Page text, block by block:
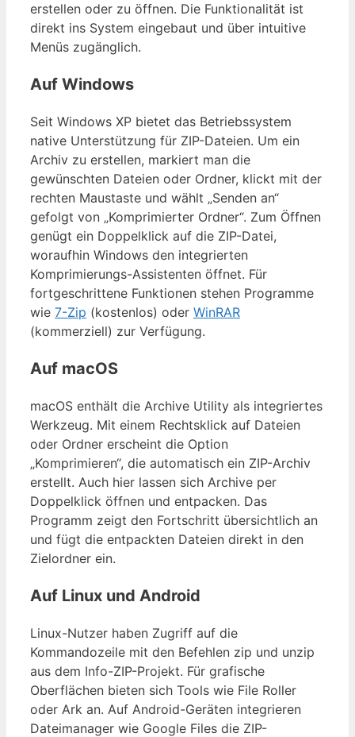
erstellen oder zu öffnen. Die Funktionalität ist
direkt ins System eingebaut und über intuitive
Menüs zugänglich.
Auf Windows
Seit Windows XP bietet das Betriebssystem
native Unterstützung für ZIP-Dateien. Um ein
Archiv zu erstellen, markiert man die
gewünschten Dateien oder Ordner, klickt mit der
rechten Maustaste und wählt „Senden an“
gefolgt von „Komprimierter Ordner“. Zum Öffnen
genügt ein Doppelklick auf die ZIP-Datei,
woraufhin Windows den integrierten
Komprimierungs-Assistenten öffnet. Für
fortgeschrittene Funktionen stehen Programme
wie 7-Zip (kostenlos) oder WinRAR
(kommerziell) zur Verfügung.
Auf macOS
macOS enthält die Archive Utility als integriertes
Werkzeug. Mit einem Rechtsklick auf Dateien
oder Ordner erscheint die Option
„Komprimieren“, die automatisch ein ZIP-Archiv
erstellt. Auch hier lassen sich Archive per
Doppelklick öffnen und entpacken. Das
Programm zeigt den Fortschritt übersichtlich an
und fügt die entpackten Dateien direkt in den
Zielordner ein.
Auf Linux und Android
Linux-Nutzer haben Zugriff auf die
Kommandozeile mit den Befehlen zip und unzip
aus dem Info-ZIP-Projekt. Für grafische
Oberflächen bieten sich Tools wie File Roller
oder Ark an. Auf Android-Geräten integrieren
Dateimanager wie Google Files die ZIP-